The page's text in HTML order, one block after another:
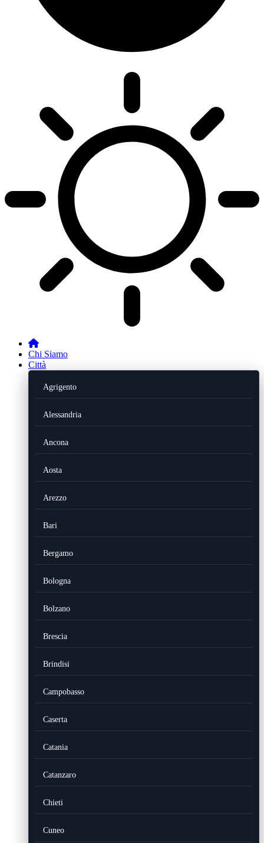
Chi Siamo
Città
Agrigento
Alessandria
Ancona
Aosta
Arezzo
Bari
Bergamo
Bologna
Bolzano
Brescia
Brindisi
Campobasso
Caserta
Catania
Catanzaro
Chieti
Cuneo